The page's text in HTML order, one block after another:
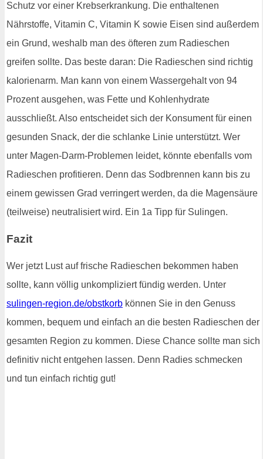
Schutz vor einer Krebserkrankung. Die enthaltenen
Nährstoffe, Vitamin C, Vitamin K sowie Eisen sind außerdem
ein Grund, weshalb man des öfteren zum Radieschen
greifen sollte. Das beste daran: Die Radieschen sind richtig
kalorienarm. Man kann von einem Wassergehalt von 94
Prozent ausgehen, was Fette und Kohlenhydrate
ausschließt. Also entscheidet sich der Konsument für einen
gesunden Snack, der die schlanke Linie unterstützt. Wer
unter Magen-Darm-Problemen leidet, könnte ebenfalls vom
Radieschen profitieren. Denn das Sodbrennen kann bis zu
einem gewissen Grad verringert werden, da die Magensäure
(teilweise) neutralisiert wird. Ein 1a Tipp für Sulingen.
Fazit
Wer jetzt Lust auf frische Radieschen bekommen haben
sollte, kann völlig unkompliziert fündig werden. Unter
sulingen-region.de/obstkorb können Sie in den Genuss
kommen, bequem und einfach an die besten Radieschen der
gesamten Region zu kommen. Diese Chance sollte man sich
definitiv nicht entgehen lassen. Denn Radies schmecken
und tun einfach richtig gut!